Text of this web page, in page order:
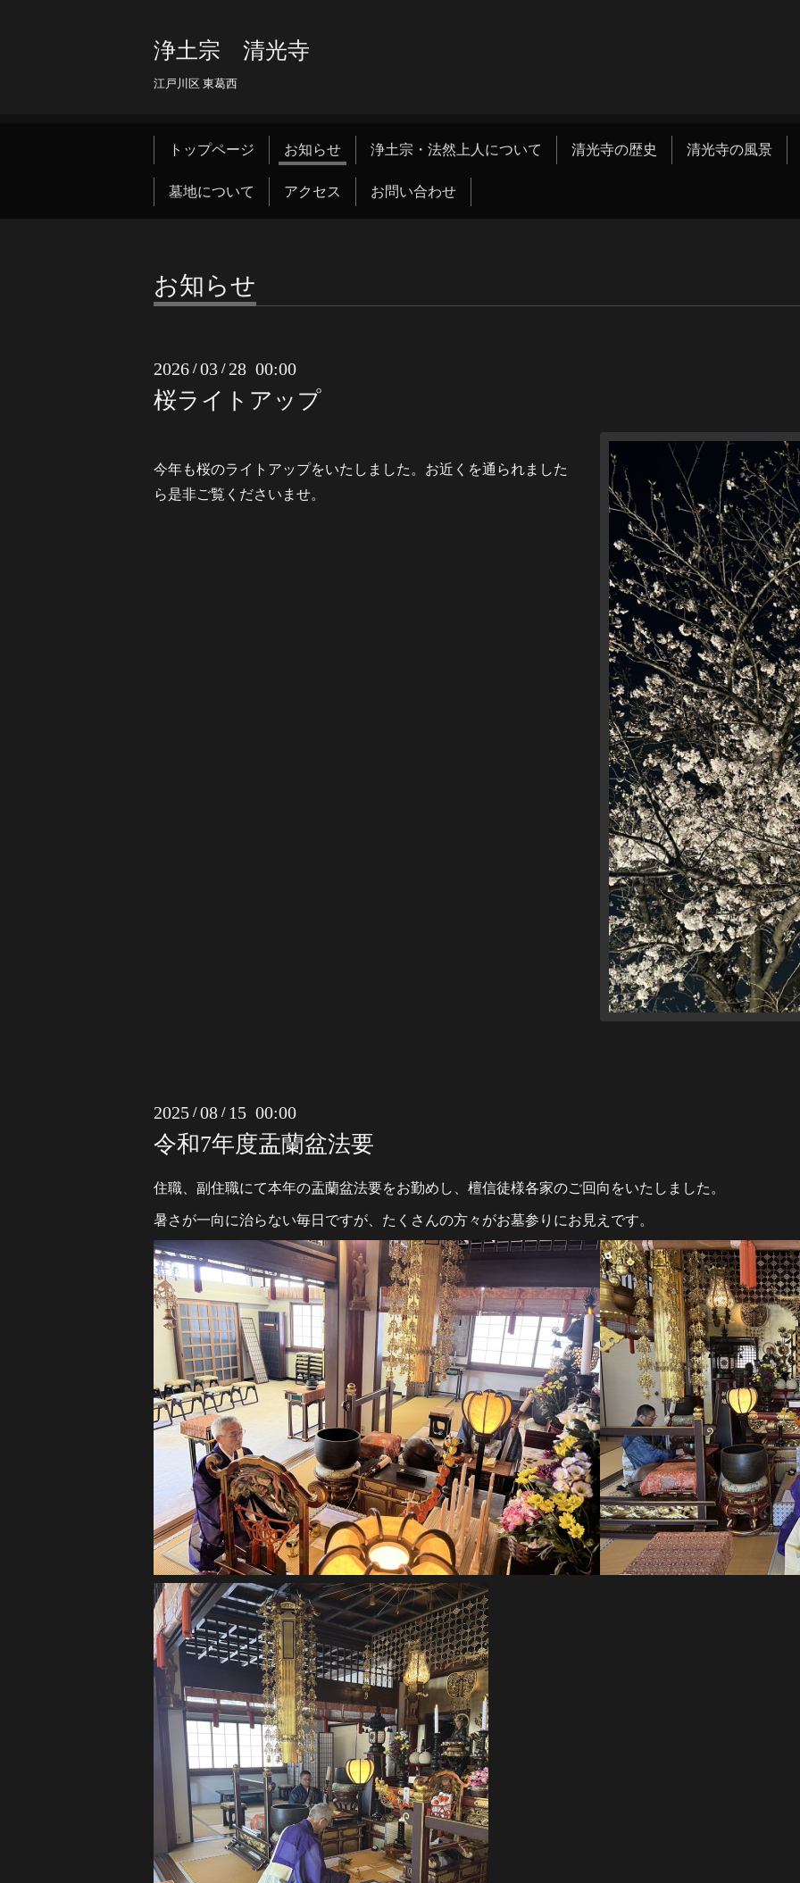
浄土宗 清光寺
江戸川区 東葛西
トップページ お知らせ 浄土宗・法然上人について 清光寺の歴史 清光寺の風景
墓地について アクセス お問い合わせ
お知らせ
2026 /03 / 28 00:00
桜ライトアップ
今年も桜のライトアップをいたしました。お近くを通られました
ら是非ご覧くださいませ。
2025 /08 / 15 00:00
令和7年度盂蘭盆法要
住職、副住職にて本年の盂蘭盆法要をお勤めし、檀信徒様各家のご回向をいたしました。
暑さが一向に治らない毎日ですが、たくさんの方々がお墓参りにお見えです。